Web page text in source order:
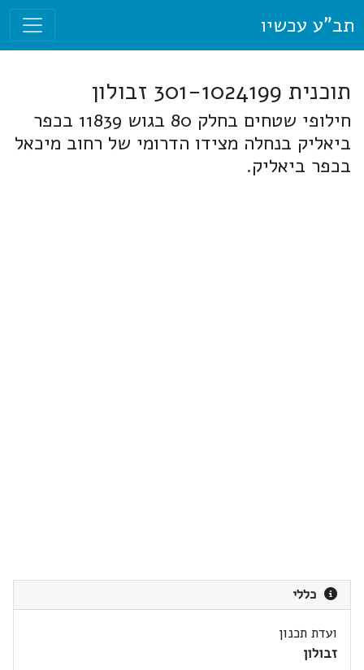
תב"ע עכשיו
תוכנית 301-1024199 זבולון
חילופי שטחים בחלק 80 בגוש 11839 בכפר
ביאליק בנחלה מצידו הדרומי של רחוב מיכאל
בכפר ביאליק.
כללי
ועדת תכנון
זבולון